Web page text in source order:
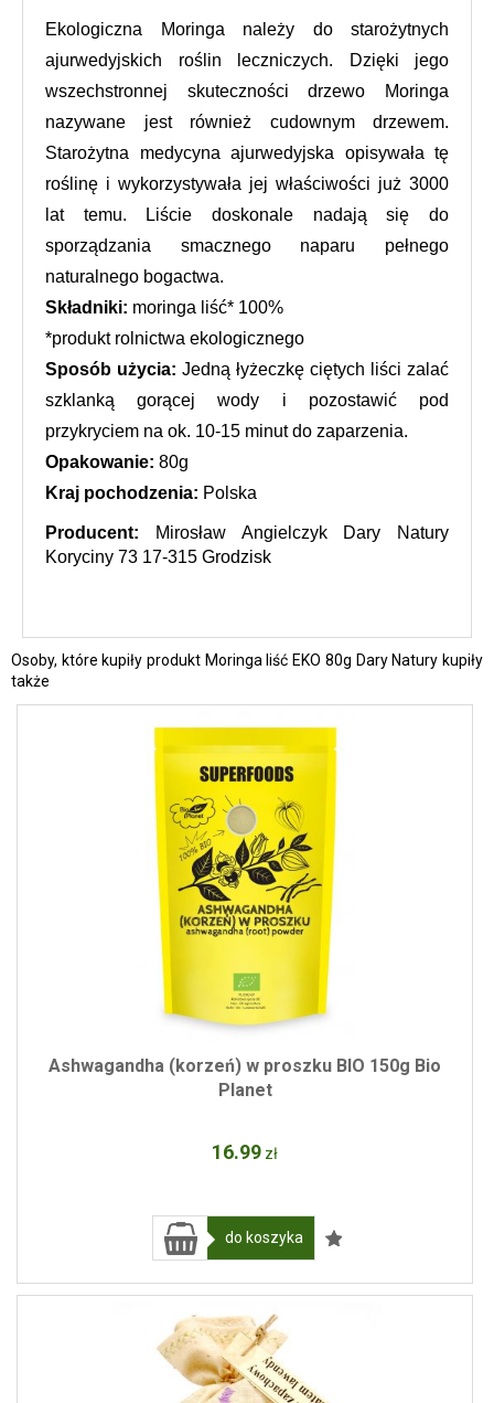
Ekologiczna Moringa należy do starożytnych
ajurwedyjskich roślin leczniczych. Dzięki jego
wszechstronnej skuteczności drzewo Moringa
nazywane jest również cudownym drzewem.
Starożytna medycyna ajurwedyjska opisywała tę
roślinę i wykorzystywała jej właściwości już 3000
lat temu. Liście doskonale nadają się do
sporządzania smacznego naparu pełnego
naturalnego bogactwa.
Składniki: moringa liść* 100%
*produkt rolnictwa ekologicznego
Sposób użycia: Jedną łyżeczkę ciętych liści zalać
szklanką gorącej wody i pozostawić pod
przykryciem na ok. 10-15 minut do zaparzenia.
Opakowanie: 80g
Kraj pochodzenia: Polska
Producent:
Mirosław Angielczyk Dary Natury
Koryciny 73 17-315 Grodzisk
Osoby, które kupiły produkt Moringa liść EKO 80g Dary Natury kupiły
także
Ashwagandha (korzeń) w proszku BIO 150g Bio
Planet
16.99 zł
do koszyka